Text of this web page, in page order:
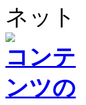
ネット
コンテ
ンツの